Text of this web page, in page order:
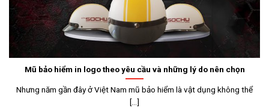
Mũ bảo hiểm in logo theo yêu cầu và những lý do nên chọn
Nhưng năm gần đây ở Việt Nam mũ bảo hiểm là vật dụng không thể
[...]